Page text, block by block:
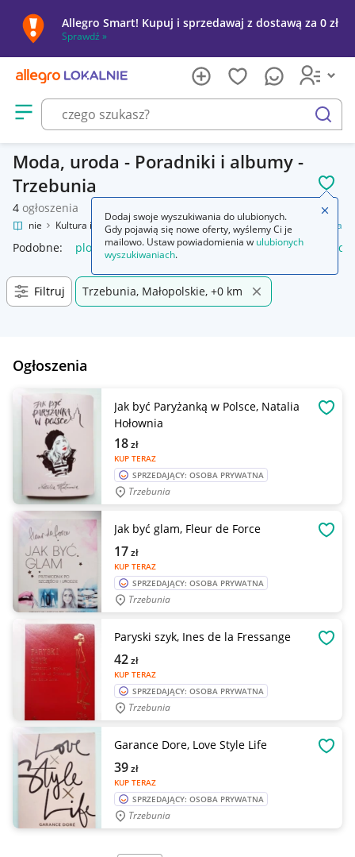
Allegro Smart! Kupuj i sprzedawaj z dostawą za 0 zł
Sprawdź »
Otwórz menu z kategoriami
szukaj
Moda, uroda - Poradniki i albumy -
Trzebunia
4 ogłoszenia
Lokalnie Kultura i rozrywka Książki Poradniki i albumy Moda, uroda
Podobne: plotki moda uroda moda uroda środa dzień loda
Filtruj Trzebunia, Małopolskie, +0 km
Ogłoszenia
Jak być Paryżanką w Polsce, Natalia
Hołownia
KUP TERAZ
18zł
SPRZEDAJĄCY: OSOBA PRYWATNA
Trzebunia
Jak być glam, Fleur de Force
KUP TERAZ
17zł
SPRZEDAJĄCY: OSOBA PRYWATNA
Trzebunia
Paryski szyk, Ines de la Fressange
KUP TERAZ
42zł
SPRZEDAJĄCY: OSOBA PRYWATNA
Trzebunia
Garance Dore, Love Style Life
KUP TERAZ
39zł
SPRZEDAJĄCY: OSOBA PRYWATNA
Trzebunia
Dodaj swoje wyszukiwania do ulubionych.
Gdy pojawią się nowe oferty, wyślemy Ci je
mailowo. Ustaw powiadomienia w ulubionych
wyszukiwaniach.